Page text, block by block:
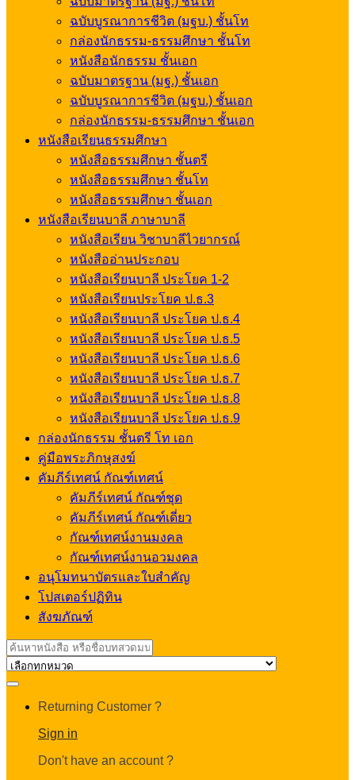
ฉบับบูรณาการชีวิต (มฐบ.) ชั้นโท
กล่องนักธรรม-ธรรมศึกษา ชั้นโท
หนังสือนักธรรม ชั้นเอก
ฉบับมาตรฐาน (มฐ.) ชั้นเอก
ฉบับบูรณาการชีวิต (มฐบ.) ชั้นเอก
กล่องนักธรรม-ธรรมศึกษา ชั้นเอก
หนังสือเรียนธรรมศึกษา
หนังสือธรรมศึกษา ชั้นตรี
หนังสือธรรมศึกษา ชั้นโท
หนังสือธรรมศึกษา ชั้นเอก
หนังสือเรียนบาลี ภาษาบาลี
หนังสือเรียน วิชาบาลีไวยากรณ์
หนังสืออ่านประกอบ
หนังสือเรียนบาลี ประโยค 1-2
หนังสือเรียนประโยค ป.ธ.3
หนังสือเรียนบาลี ประโยค ป.ธ.4
หนังสือเรียนบาลี ประโยค ป.ธ.5
หนังสือเรียนบาลี ประโยค ป.ธ.6
หนังสือเรียนบาลี ประโยค ป.ธ.7
หนังสือเรียนบาลี ประโยค ป.ธ.8
หนังสือเรียนบาลี ประโยค ป.ธ.9
กล่องนักธรรม ชั้นตรี โท เอก
คู่มือพระภิกษุสงฆ์
คัมภีร์เทศน์ กัณฑ์เทศน์
คัมภีร์เทศน์ กัณฑ์ชุด
คัมภีร์เทศน์ กัณฑ์เดี่ยว
กัณฑ์เทศน์งานมงคล
กัณฑ์เทศน์งานอวมงคล
อนุโมทนาบัตรและใบสำคัญ
โปสเตอร์ปฏิทิน
สังฆภัณฑ์
Search
for:
Returning Customer ?
Sign in
Don't have an account ?